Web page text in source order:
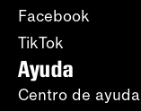
Facebook
TikTok
Ayuda
Centro de ayuda